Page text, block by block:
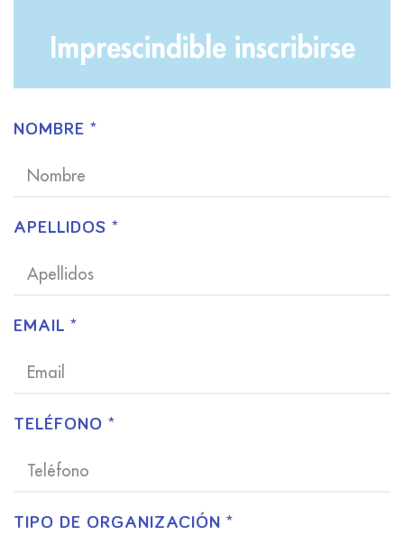
Imprescindible inscribirse
NOMBRE *
APELLIDOS *
EMAIL *
TELÉFONO *
TIPO DE ORGANIZACIÓN *